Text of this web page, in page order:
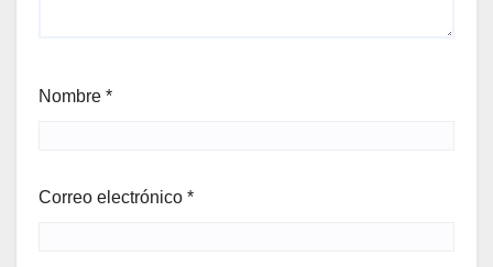
Nombre *
Correo electrónico *